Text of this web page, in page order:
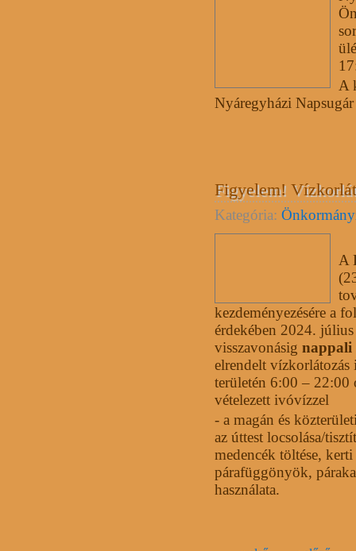
A
Nyáregyházi
Figyelem!
Kategória:
A
kezdeményezésére a
érdekében 2024.
visszavonásig nappali
elrendelt vízkorlátozás
területén 6:00 –
vételezett ivóvízzel
- a magán és
az úttest locsolása/
medencék töltése,
párafüggönyök,
használata.